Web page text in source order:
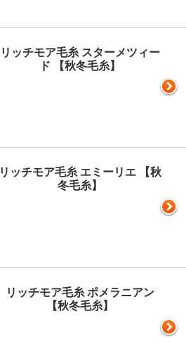
リッチモア毛糸 スターメツィー
ド 【秋冬毛糸】
リッチモア毛糸 エミーリエ 【秋
冬毛糸】
リッチモア毛糸 ポメラニアン
【秋冬毛糸】